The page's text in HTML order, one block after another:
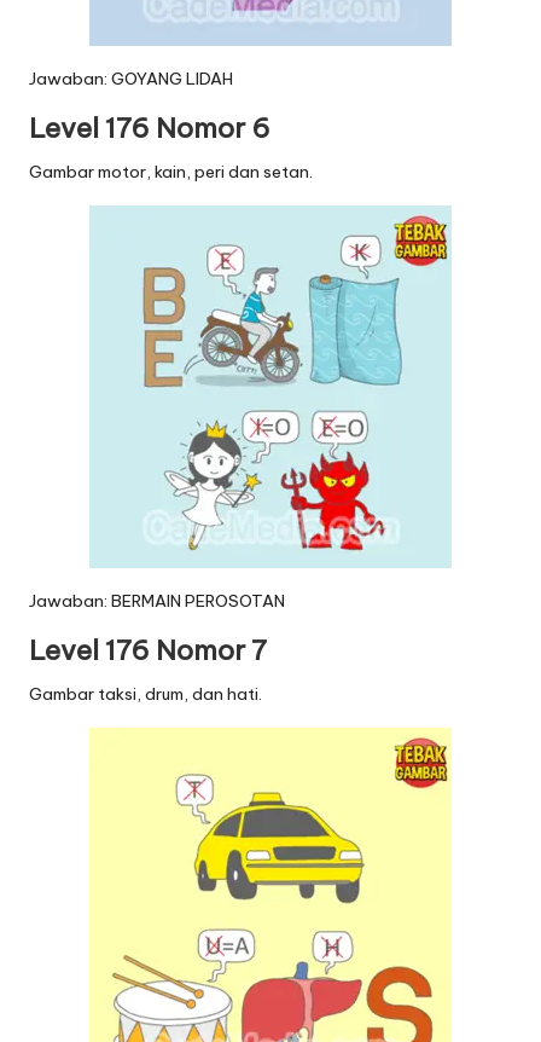
Jawaban: GOYANG LIDAH
Level 176 Nomor 6
Gambar motor, kain, peri dan setan.
Jawaban: BERMAIN PEROSOTAN
Level 176 Nomor 7
Gambar taksi, drum, dan hati.